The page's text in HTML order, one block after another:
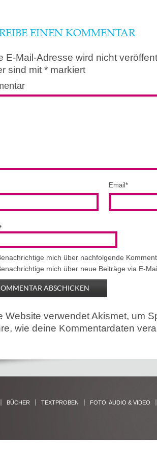
EINEN KOMMENTAR
E-Mail-Adresse wird nicht
sind mit * markiert
Email *
mich über nachfolgende
mich über neue Beiträge via E-
Website verwendet Akismet, um
wie deine Kommentardaten
BÜCHER TEXTPROBEN FOTO, AUDIO & VIDEO